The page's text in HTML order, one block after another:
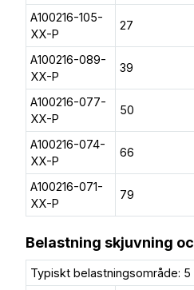
A100216-105-
XX-P
27
A100216-089-
XX-P
39
A100216-077-
XX-P
50
A100216-074-
XX-P
66
A100216-071-
XX-P
79
Belastning skjuvning
Typiskt belastningsområde: